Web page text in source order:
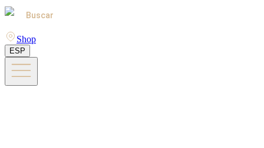
Buscar
Shop
ESP